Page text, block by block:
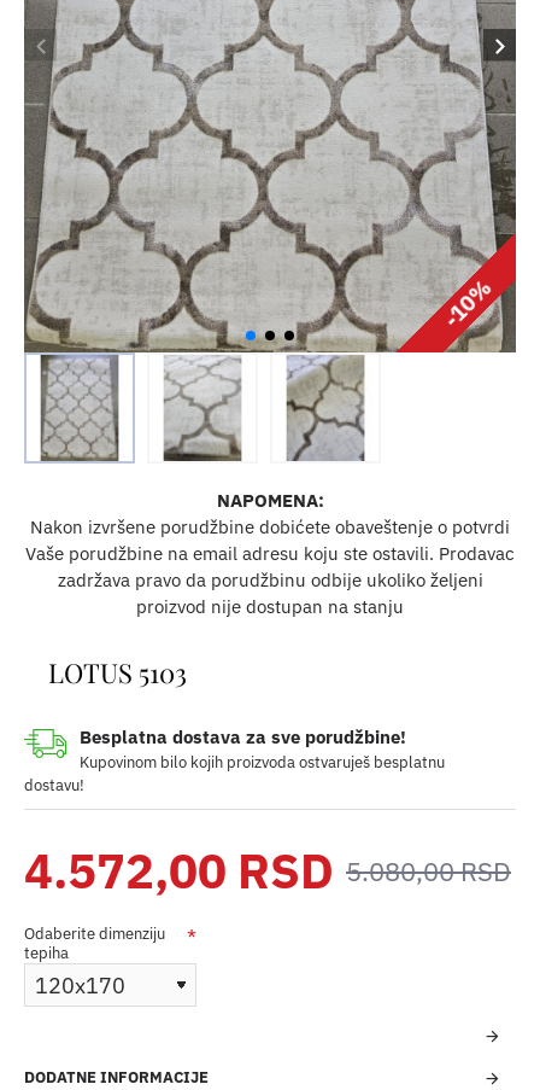
-10%
NAPOMENA:
Nakon izvršene porudžbine dobićete obaveštenje o potvrdi
Vaše porudžbine na email adresu koju ste ostavili. Prodavac
zadržava pravo da porudžbinu odbije ukoliko željeni
proizvod nije dostupan na stanju
LOTUS 5103
Besplatna dostava za sve porudžbine!
Kupovinom bilo kojih proizvoda ostvaruješ besplatnu
dostavu!
4.572,00 RSD 5.080,00 RSD
Odaberite dimenziju
tepiha
DODATNE INFORMACIJE